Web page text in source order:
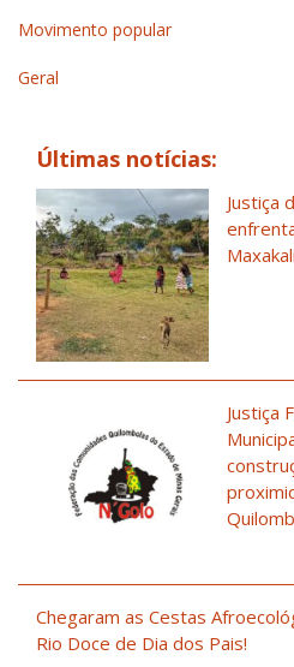
Movimento popular
Geral
Últimas notícias:
Justiça
Justiça
Chegaram as Cestas
Rio Doce de Dia dos Pais!